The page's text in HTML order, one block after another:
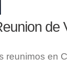
de
reunimos en